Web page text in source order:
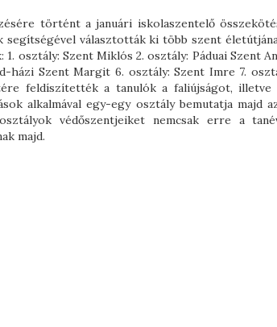
történt a januári iskolaszentelő
választották ki több szent
osztály: Szent Miklós 2. osztály: Páduai Szent
házi Szent Margit 6. osztály: Szent Imre 7.
feldíszítették a tanulók a faliújságot,
alkalmával egy-egy osztály bemutatja majd
védőszentjeiket nemcsak erre a
majd.